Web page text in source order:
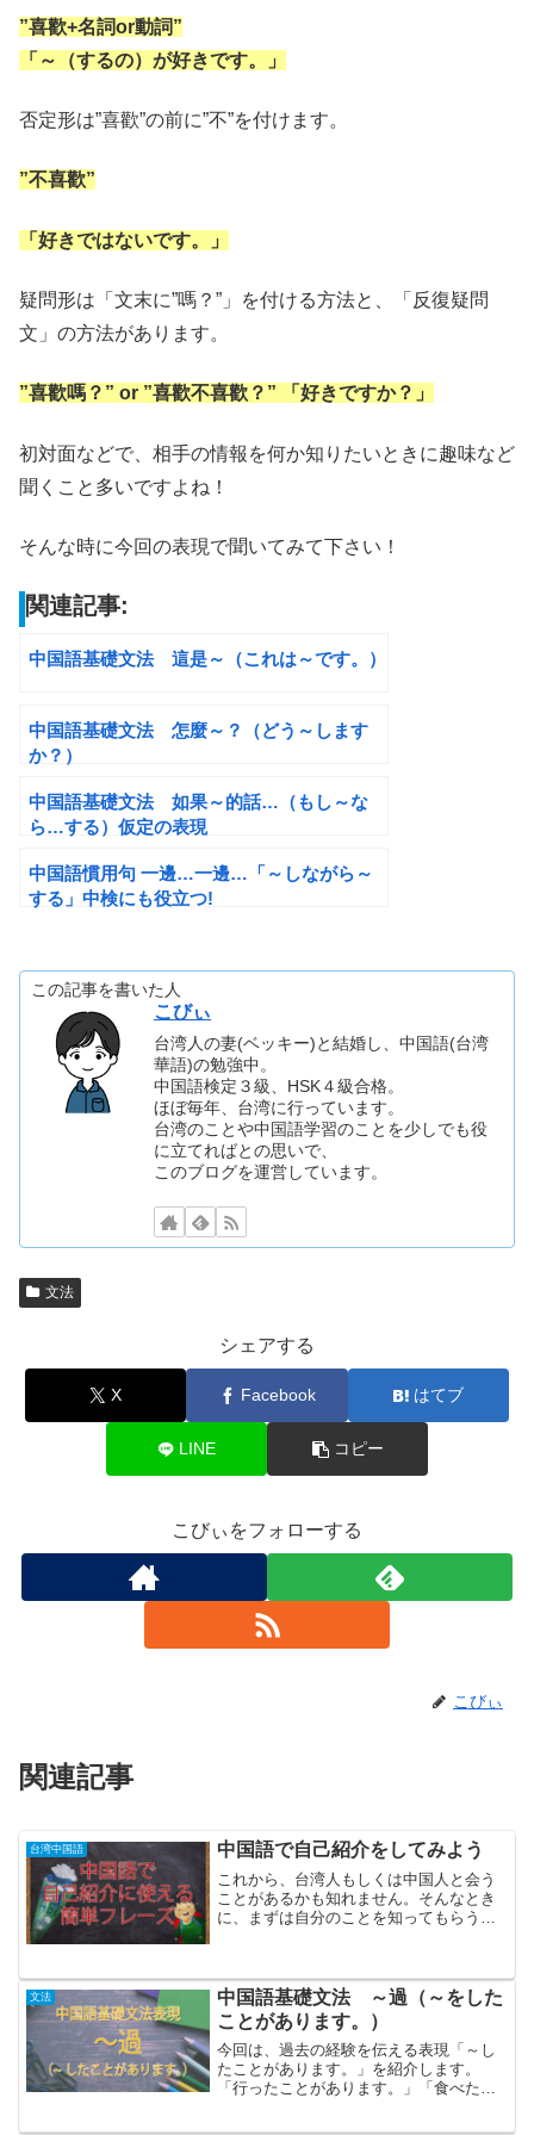
”喜歡+名詞or動詞”
「～（するの）が好きです。」
否定形は”喜歡”の前に”不”を付けます。
”不喜歡”
「好きではないです。」
疑問形は「文末に”嗎？”」を付ける方法と、「反復疑問
文」の方法があります。
”喜歡嗎？” or ”喜歡不喜歡 ？” 「好きですか？」
初対面などで、相手の情報を何か知りたいときに趣味など
聞くこと多いですよね！
そんな時に今回の表現で聞いてみて下さい！
関連記事:
中国語基礎文法 這是～（これは～です。）
中国語基礎文法 怎麼～？（どう～します
か？）
中国語基礎文法 如果～的話…（もし～な
ら…する）仮定の表現
中国語慣用句 一邊…一邊…「～しながら～
する」中検にも役立つ!
この記事を書いた人
こびぃ
台湾人の妻(ベッキー)と結婚し、中国語(台湾
華語)の勉強中。
中国語検定３級、HSK４級合格。
ほぼ毎年、台湾に行っています。
台湾のことや中国語学習のことを少しでも役
に立てればとの思いで、
このブログを運営しています。
文法
シェアする
X Facebook はてブ
LINE コピー
こびぃをフォローする
こびぃ
関連記事
台湾中国語 中国語で自己紹介をしてみよう
これから、台湾人もしくは中国人と会う
ことがあるかも知れません。そんなとき
に、まずは自分のことを知ってもらう為
叫小林。(Wǒ jiào...
文法
中国語基礎文法 ～過（～をした
ことがあります。）
今回は、過去の経験を伝える表現「～し
たことがあります。」を紹介します。
「行ったことがあります。」「食べたこ